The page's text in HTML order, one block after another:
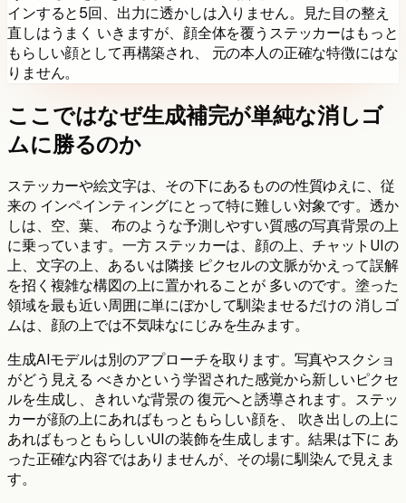
インすると5回、出力に透かしは入りません。見た目の整え
直しはうまく いきますが、顔全体を覆うステッカーはもっと
もらしい顔として再構築され、 元の本人の正確な特徴にはな
りません。
ここではなぜ生成補完が単純な消しゴ
ムに勝るのか
ステッカーや絵文字は、その下にあるものの性質ゆえに、従
来の インペインティングにとって特に難しい対象です。透か
しは、空、葉、 布のような予測しやすい質感の写真背景の上
に乗っています。一方 ステッカーは、顔の上、チャットUIの
上、文字の上、あるいは隣接 ピクセルの文脈がかえって誤解
を招く複雑な構図の上に置かれることが 多いのです。塗った
領域を最も近い周囲に単にぼかして馴染ませるだけの 消しゴ
ムは、顔の上では不気味なにじみを生みます。
生成AIモデルは別のアプローチを取ります。写真やスクショ
がどう見える べきかという学習された感覚から新しいピクセ
ルを生成し、きれいな背景の 復元へと誘導されます。ステッ
カーが顔の上にあればもっともらしい顔を、 吹き出しの上に
あればもっともらしいUIの装飾を生成します。結果は下に あ
った正確な内容ではありませんが、その場に馴染んで見えま
す。